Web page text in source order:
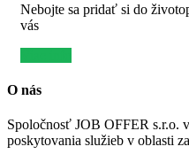
Nebojte sa pridať si do
vás
O nás
Spoločnosť JOB OFFER s.r.o.
poskytovania služieb v oblasti